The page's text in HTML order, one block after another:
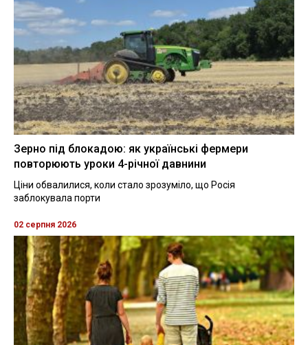
Зерно під блокадою: як українські фермери
повторюють уроки 4-річної давнини
Ціни обвалилися, коли стало зрозуміло, що Росія
заблокувала порти
02 серпня 2026